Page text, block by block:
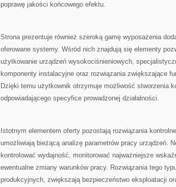
poprawę jakości końcowego efektu.
Strona prezentuje również szeroką gamę wyposażenia
oferowane systemy. Wśród nich znajdują się elementy
użytkowanie urządzeń wysokociśnieniowych,
komponenty instalacyjne oraz rozwiązania zwiększające
Dzięki temu użytkownik otrzymuje możliwość stworzenia
odpowiadającego specyfice prowadzonej działalności.
Istotnym elementem oferty pozostają rozwiązania
umożliwiają bieżącą analizę parametrów pracy urządzeń.
kontrolować wydajność, monitorować najważniejsze
ewentualne zmiany warunków pracy. Rozwiązania tego
produkcyjnych, zwiększają bezpieczeństwo eksploatacji